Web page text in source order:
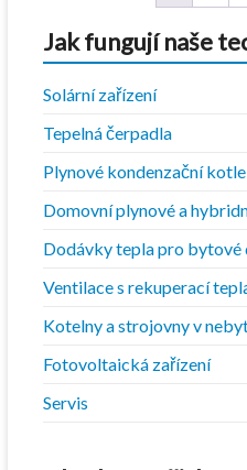
Jak fungují naše
Solární zařízení
Tepelná čerpadla
Plynové kondenzační kotle
Domovní plynové a
Dodávky tepla pro bytové
Ventilace s rekuperací
Kotelny a strojovny v
Fotovoltaická zařízení
Servis